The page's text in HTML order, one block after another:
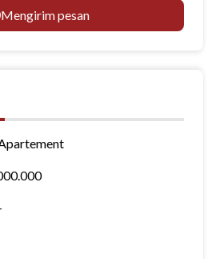
Mengirim pesan